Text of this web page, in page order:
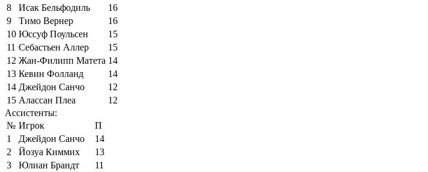
8
Исак Бельфодиль
16
9
Тимо Вернер
16
10 Юссуф Поульсен
15
11 Себастьен Аллер
15
12 Жан-Филипп Матета 14
13 Кевин Фолланд
14
14 Джейдон Санчо
12
15 Алассан Плеа
12
Ассистенты:
№ Игрок
П
1
Джейдон Санчо
14
2
Йозуа Киммих
13
3
Юлиан Брандт
11